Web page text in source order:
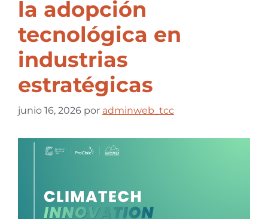
la adopción
tecnológica en
industrias
estratégicas
junio 16, 2026 por adminweb_tcc